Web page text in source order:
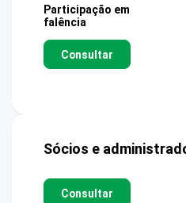
Participação em
falência
Consultar
Sócios e
Consultar